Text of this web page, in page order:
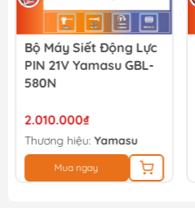
Bộ Máy Siết Động Lực
PIN 21V Yamasu GBL-
580N
2.010.000₫
Thương hiệu: Yamasu
Mua ngay